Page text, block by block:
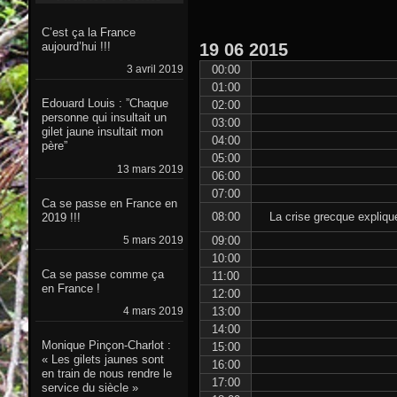
19 06 2015
00:00
01:00
02:00
03:00
04:00
05:00
06:00
07:00
08:00
La crise grecque
09:00
10:00
11:00
12:00
13:00
14:00
15:00
16:00
17:00
C’est ça la France
aujourd’hui !!!
3 avril 2019
Edouard Louis : ”Chaque
personne qui insultait un
gilet jaune insultait mon
père”
13 mars 2019
Ca se passe en France en
2019 !!!
5 mars 2019
Ca se passe comme ça
en France !
4 mars 2019
Monique Pinçon-Charlot :
« Les gilets jaunes sont
en train de nous rendre le
service du siècle »